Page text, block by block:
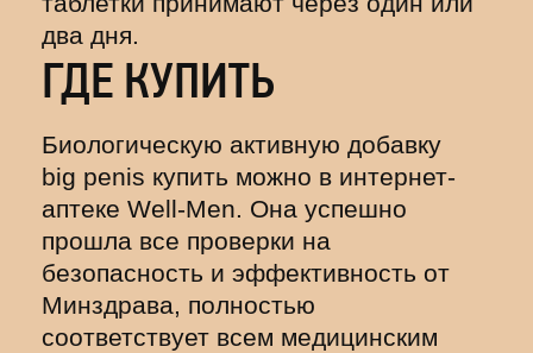
два дня.
ГДЕ КУПИТЬ
Биологическую активную добавку
big penis купить можно в интернет-
аптеке Well-Men. Она успешно
прошла все проверки на
безопасность и эффективность от
Минздрава, полностью
соответствует всем медицинским